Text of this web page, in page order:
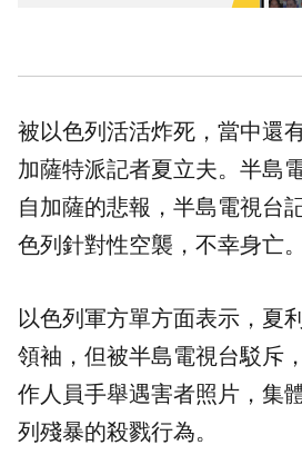
被以色列活活炸死，當中還
加薩特派記者夏立夫。半島
自加薩的悲報，半島電視台
色列針對性空襲，不幸身亡。
以色列軍方單方面表示，夏
領袖，但被半島電視台駁斥
作人員手舉遇害者照片，集
列殘暴的殺戮行為。